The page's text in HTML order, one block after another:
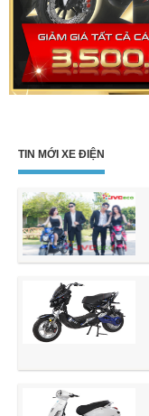
TIN MỚI XE ĐIỆN